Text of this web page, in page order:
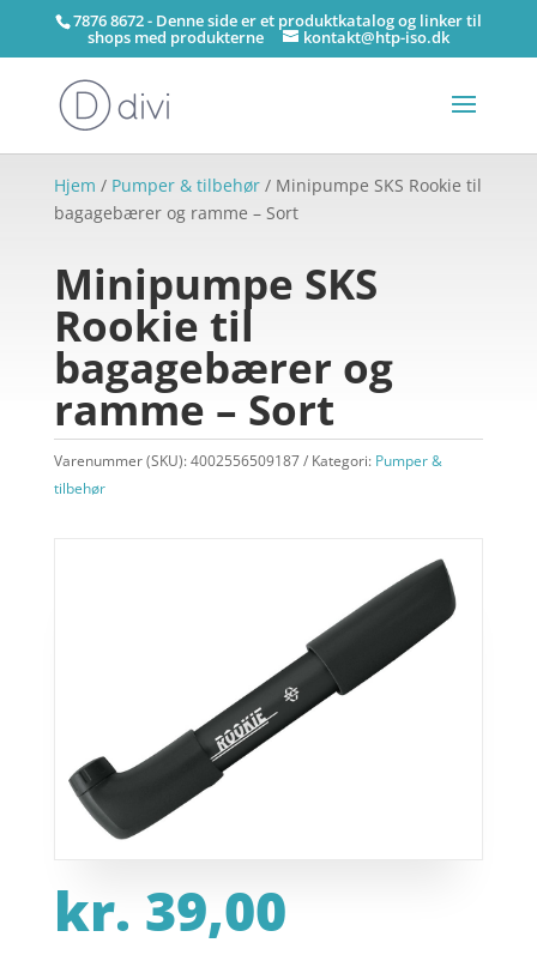
7876 8672 - Denne side er et produktkatalog og linker til
shops med produkterne kontakt@htp-iso.dk
Hjem / Pumper & tilbehør/ Minipumpe SKS Rookie til
bagagebærer og ramme – Sort
Minipumpe SKS
Rookie til
bagagebærer og
ramme – Sort
Varenummer (SKU):4002556509187 Kategori: Pumper &
tilbehør
kr. 39,00